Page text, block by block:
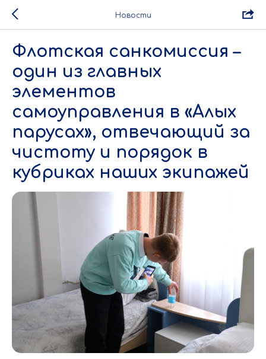
Новости
Флотская санкомиссия –
один из главных
элементов
самоуправления в «Алых
парусах», отвечающий за
чистоту и порядок в
кубриках наших экипажей